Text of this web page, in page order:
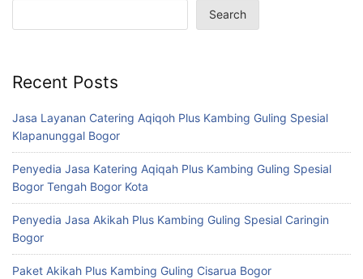
Search
Recent Posts
Jasa Layanan Catering Aqiqoh Plus Kambing Guling Spesial
Klapanunggal Bogor
Penyedia Jasa Katering Aqiqah Plus Kambing Guling Spesial
Bogor Tengah Bogor Kota
Penyedia Jasa Akikah Plus Kambing Guling Spesial Caringin
Bogor
Paket Akikah Plus Kambing Guling Cisarua Bogor